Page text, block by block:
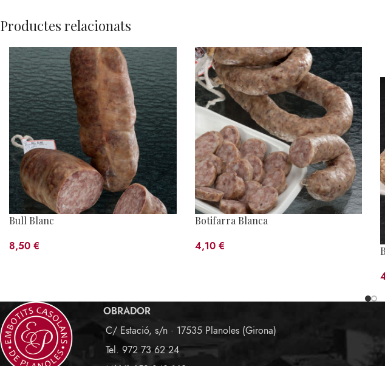
Productes relacionats
Bull Blanc
8,50 €
Botifarra Blanca
4,10 €
OBRADOR
C/ Estació, s/n · 17535 Planoles (Girona)
Tel. 972 73 62 24